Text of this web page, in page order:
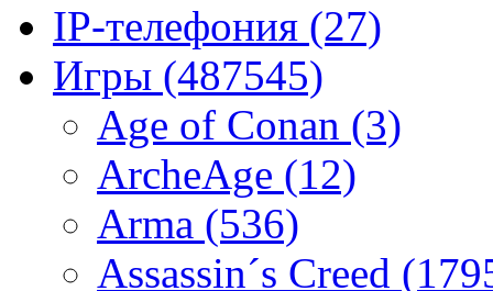
IP-телефония (27)
Игры (487545)
Age of Conan (3)
ArcheAge (12)
Arma (536)
Assassin´s Creed